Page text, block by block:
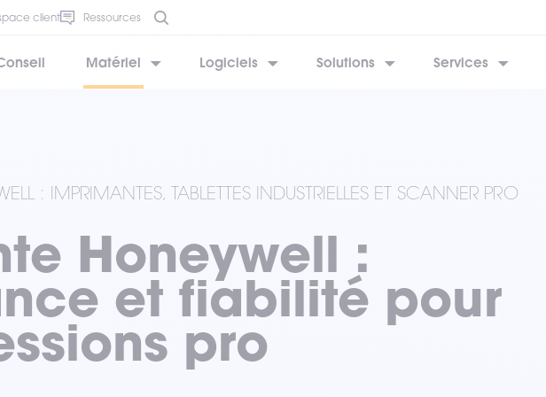
client Ressources
Matériel Logiciels Solutions Services
: IMPRIMANTES, TABLETTES INDUSTRIELLES ET SCANNER PRO
Honeywell :
et fiabilité pour
pro